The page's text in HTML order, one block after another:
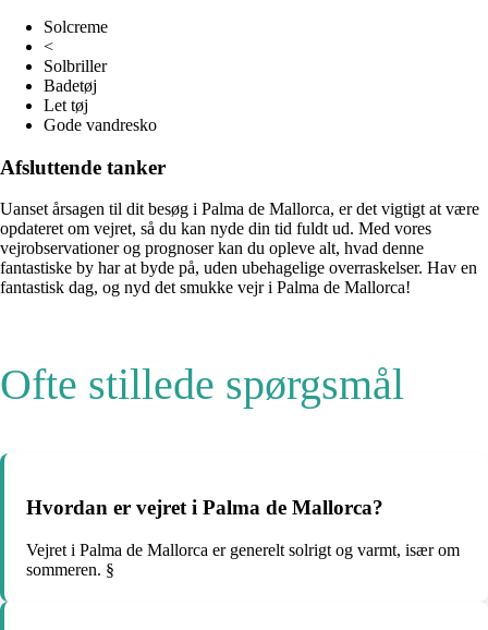
Solcreme
<
Solbriller
Badetøj
Let tøj
Gode vandresko
Afsluttende tanker
Uanset årsagen til dit besøg i Palma de Mallorca, er det vigtigt at være
opdateret om vejret, så du kan nyde din tid fuldt ud. Med vores
vejrobservationer og prognoser kan du opleve alt, hvad denne
fantastiske by har at byde på, uden ubehagelige overraskelser. Hav en
fantastisk dag, og nyd det smukke vejr i Palma de Mallorca!
Ofte stillede spørgsmål
Hvordan er vejret i Palma de Mallorca?
Vejret i Palma de Mallorca er generelt solrigt og varmt, især om
sommeren. §